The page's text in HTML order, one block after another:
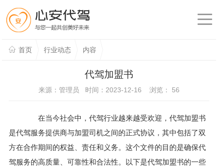
首页 行业动态 内容
代驾加盟书
来源：管理员 时间：2023-12-16 浏览： 56
在当今社会中，代驾行业越来越受欢迎，代驾加盟书
是代驾服务提供商与加盟司机之间的正式协议，其中包括了双
方在合作期间的权益、责任和义务。这个文件的目的是确保代
驾服务的高质量、可靠性和合法性。以下是代驾加盟书的一些